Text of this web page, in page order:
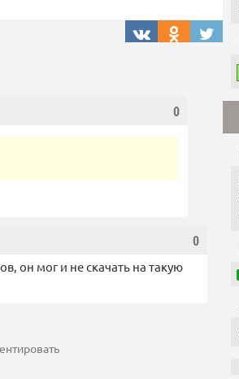
0
0
он мог и не скачать на такую